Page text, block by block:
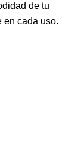
de tu
en cada uso.